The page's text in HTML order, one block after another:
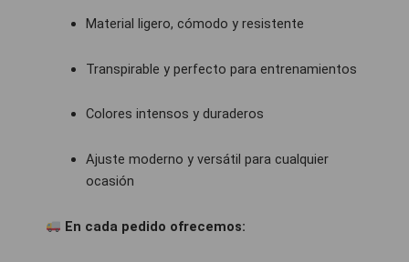
Material ligero, cómodo y resistente
Transpirable y perfecto para entrenamientos
Colores intensos y duraderos
Ajuste moderno y versátil para cualquier
ocasión
En cada pedido ofrecemos: